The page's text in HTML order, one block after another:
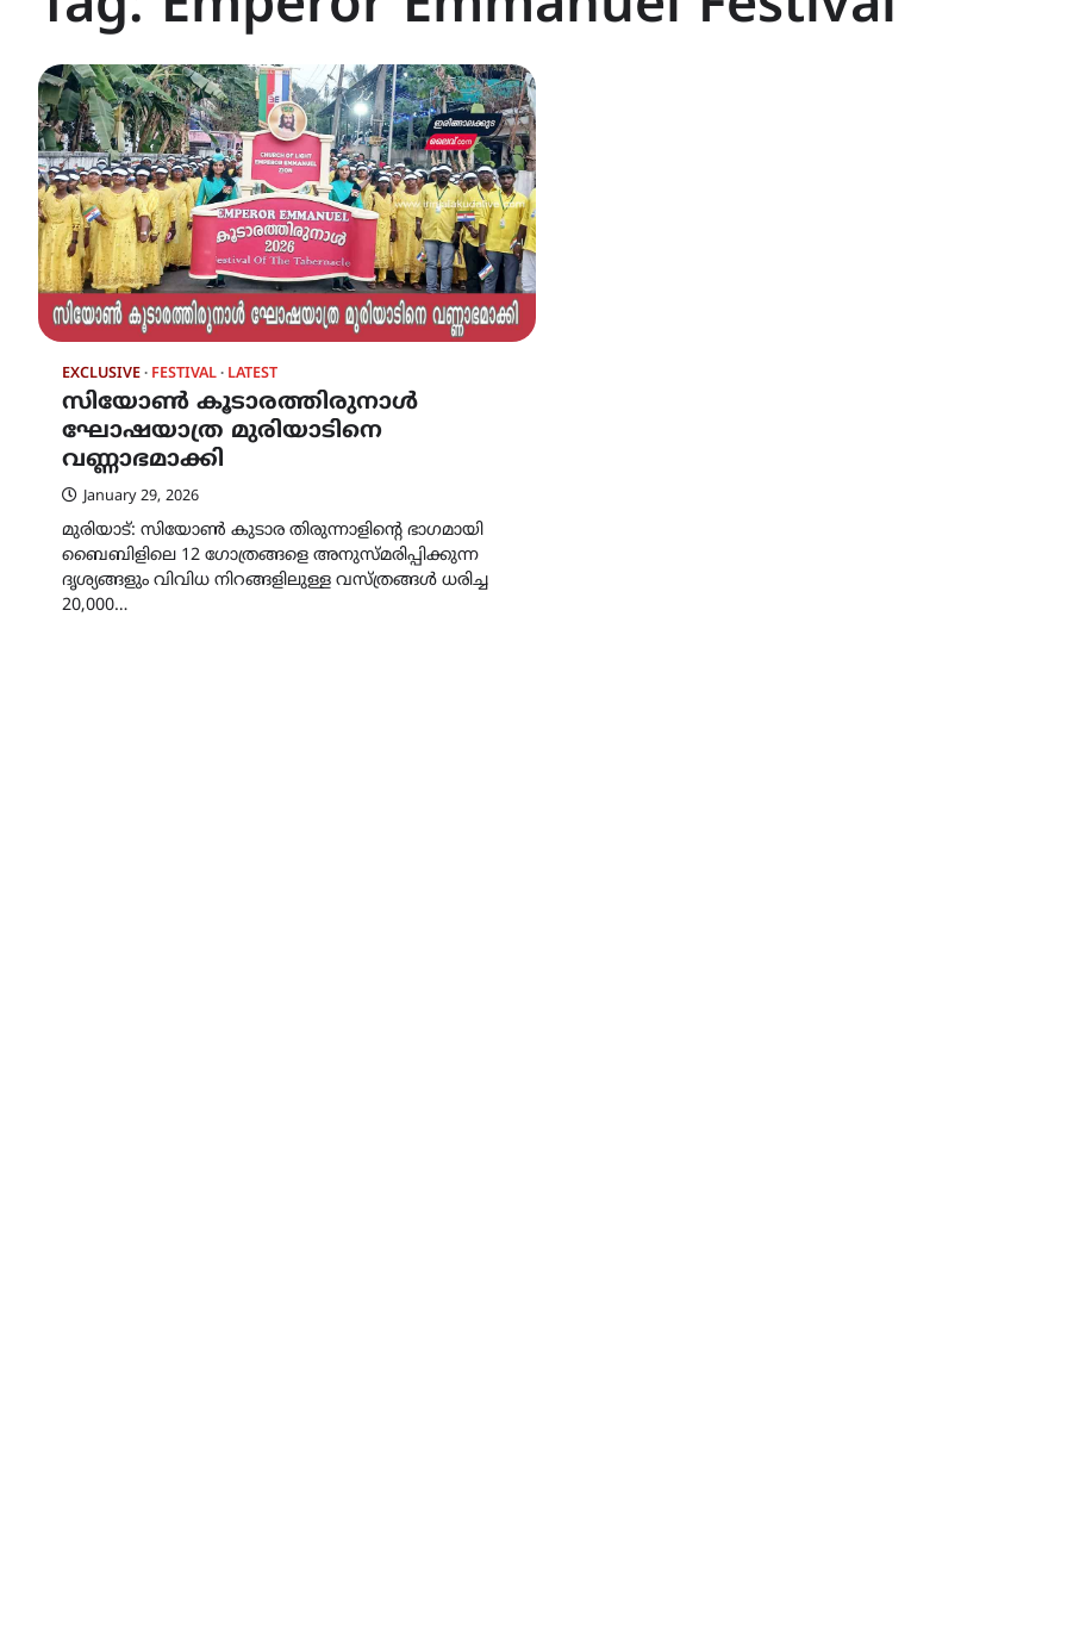
EXCLUSIVE FESTIVAL LATEST
സിയോൺ കൂടാരത്തിരുനാൾ
ഘോഷയാത്ര മുരിയാടിനെ
വണ്ണാഭമാക്കി
January 29, 2026
മുരിയാട്: സിയോൺ കുടാര തിരുന്നാളിന്റെ ഭാഗമായി
ബൈബിളിലെ 12 ഗോത്രങ്ങളെ അനുസ്മരിപ്പിക്കുന്ന
ദൃശ്യങ്ങളും വിവിധ നിറങ്ങളിലുള്ള വസ്ത്രങ്ങൾ ധരിച്ച
20,000…